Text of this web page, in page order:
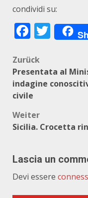
condividi su:
Zurück
Presentata al
indagine
civile
Weiter
Sicilia. Crocetta
Lascia un
Devi essere